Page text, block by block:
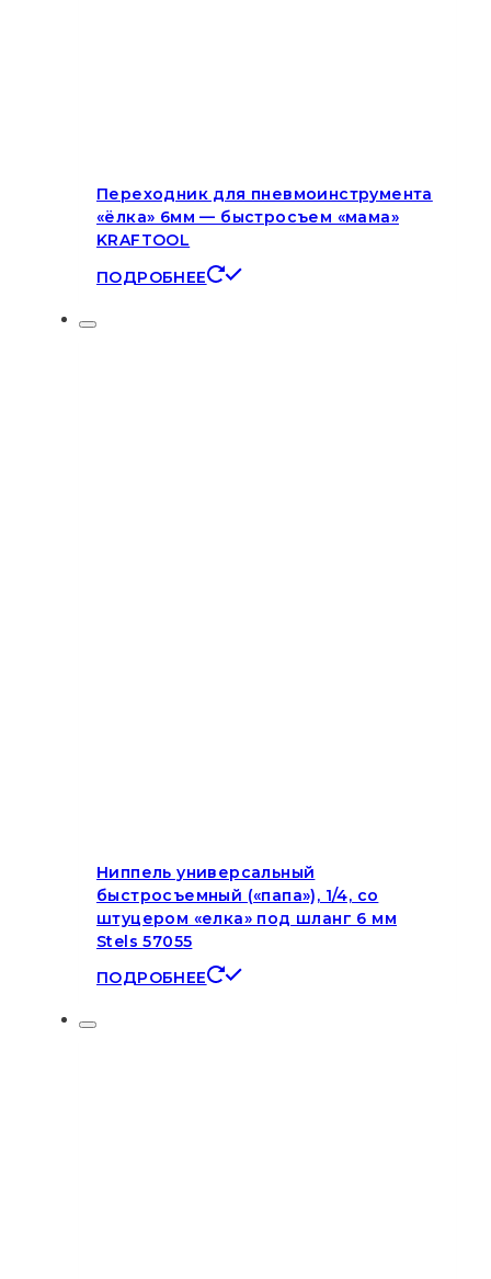
Переходник для пневмоинструмента
«ёлка» 6мм — быстросъем «мама»
KRAFTOOL
ПОДРОБНЕЕ
Ниппель универсальный
быстросъемный («папа»), 1/4, со
штуцером «елка» под шланг 6 мм
Stels 57055
ПОДРОБНЕЕ